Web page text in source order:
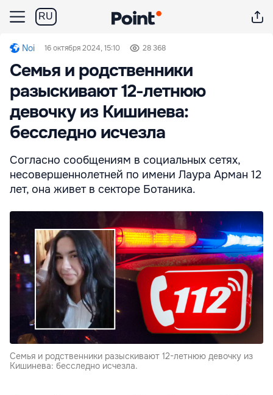
RU
Noi 16 октября 2024, 15:10 28 368
Семья и родственники
разыскивают 12-летнюю
девочку из Кишинева:
бесследно исчезла
Согласно сообщениям в социальных сетях,
несовершеннолетней по имени Лаура Арман 12
лет, она живет в секторе Ботаника.
Семья и родственники разыскивают 12-летнюю девочку из
Кишинева: бесследно исчезла.